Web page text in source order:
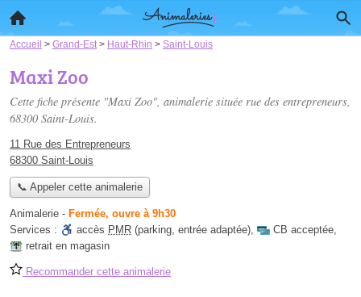
Accueil > Grand-Est > Haut-Rhin > Saint-Louis
Maxi Zoo
Cette fiche présente "Maxi Zoo", animalerie située rue des entrepreneurs,
68300 Saint-Louis.
11 Rue des Entrepreneurs
68300 Saint-Louis
📞 Appeler cette animalerie
Animalerie - Fermée, ouvre à 9h30
Services :
accès PMR (parking, entrée adaptée), CB acceptée,
retrait en magasin
Recommander cette animalerie